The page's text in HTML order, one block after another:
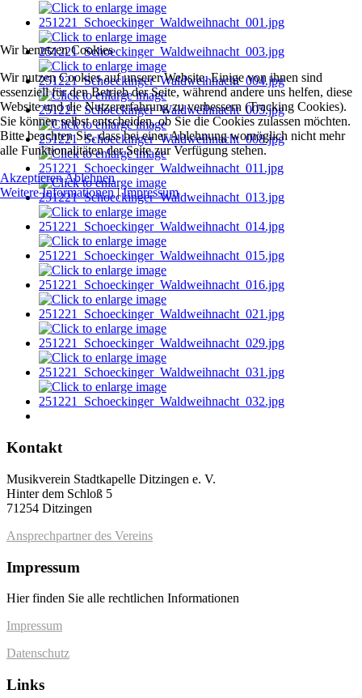
Kontakt
Musikverein Stadtkapelle Ditzingen e. V.
Hinter dem Schloß 5
71254 Ditzingen
Ansprechpartner des Vereins
Impressum
Hier finden Sie alle rechtlichen Informationen
Impressum
Datenschutz
Links
Wir benutzen Cookies
Wir nutzen Cookies auf unserer Website. Einige von ihnen sind
essenziell für den Betrieb der Seite, während andere uns helfen, diese
Website und die Nutzererfahrung zu verbessern (Tracking Cookies).
Sie können selbst entscheiden, ob Sie die Cookies zulassen möchten.
Bitte beachten Sie, dass bei einer Ablehnung womöglich nicht mehr
alle Funktionalitäten der Seite zur Verfügung stehen.
AkzeptierenAblehnen
Weitere Informationen|Impressum